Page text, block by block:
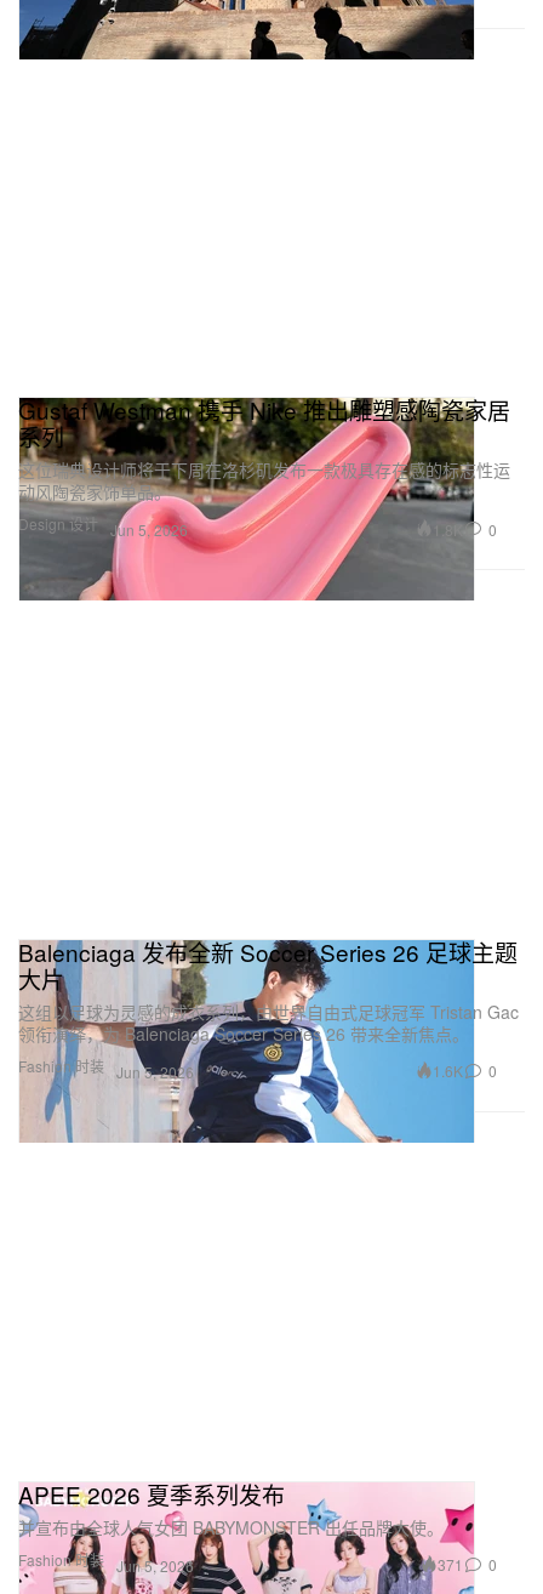
Design 设计
Gustaf Westman 携手 Nike 推出雕塑感陶瓷家居
系列
这位瑞典设计师将于下周在洛杉矶发布一款极具存在感的标志性运
动风陶瓷家饰单品。
Jun 5, 2026 1.8K 0
Fashion 时装
Balenciaga 发布全新 Soccer Series 26 足球主题
大片
这组以足球为灵感的成衣系列，由世界自由式足球冠军 Tristan Gac
领衔演绎，为 Balenciaga Soccer Series 26 带来全新焦点。
Jun 5, 2026 1.6K 0
Fashion 时装
APEE 2026 夏季系列发布
并宣布由全球人气女团 BABYMONSTER 出任品牌大使。
Jun 5, 2026 371 0